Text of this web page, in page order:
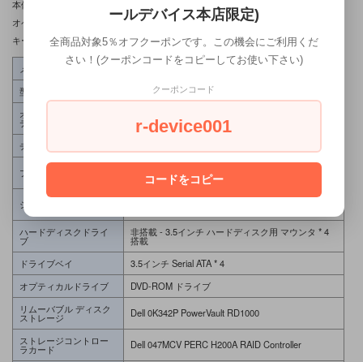
本体に擦りキズ、シール跡、使用感 等があります。
オペレーティングシステム は、付属していません。
キーボード、マウス、リカバリディスク 等 は付属していません。
メーカー
Dell Inc.
型番
Dell PowerEdge T110 II
オペレーティングシス
テム
チップセット
プロセッサ Intel Xeon Processor E3-1220 v2 3.10 - 3.50 GHz
4コア, 4スレッド, 8 MB Intel Smart Cache
システムメモリ 8.0 GB - 8.0 GB * 1, DDR3-1600 ECC Unbuffered
ハードディスクドライ
ブ
非搭載 - 3.5インチ ハードディスク用 マウンタ * 4
搭載
ドライブベイ
3.5インチ Serial ATA * 4
オプティカルドライブ
DVD-ROM ドライブ
リムーバブル ディスク
ストレージ Dell 0K342P PowerVault RD1000
ストレージコントロー
ラカード Dell 047MCV PERC H200A RAID Controller
ールデバイス本店限定)
全商品対象5％オフクーポンです。この機会にご利用くだ
さい！(クーポンコードをコピーしてお使い下さい)
クーポンコード
r-device001
コードをコピー